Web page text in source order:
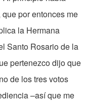
por entonces me
la Hermana
Santo Rosario de la
pertenezco dijo que
de los tres votos
–así que me